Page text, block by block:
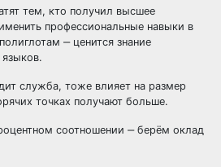
тем, кто получил высшее
профессиональные навыки в
‒ ценится знание
служба, тоже влияет на размер
точках получают больше.
соотношении ‒ берём оклад